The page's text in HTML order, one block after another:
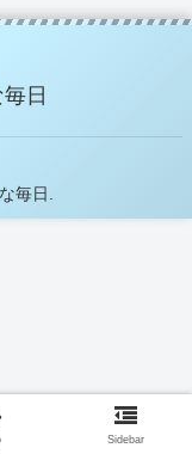
日
毎日.
Sidebar